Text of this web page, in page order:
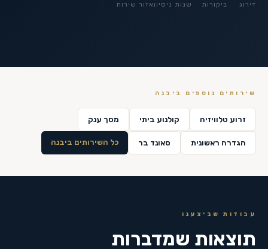
דירוג ביקורות שנות ניסיון אזור שירות
שירותים נוספים ב יבנה
זרוע טלוויזיה קולנוע ביתי מסך ענק
הגדרה ראשונית סאונד בר כל השירותים ביבנה
עבודות שביצענו
תוצאות שמדברות